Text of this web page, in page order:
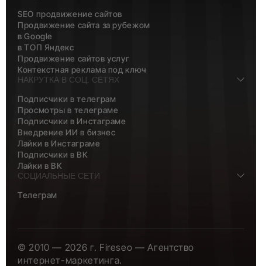
SEO продвижение сайтов
Продвижение сайта за рубежом
в Google
в ТОП Яндекс
Продвижение сайтов услуг
Контекстная реклама под ключ
НАКРУТКА В СОЦ. СЕТЯХ
Подписчики в телеграм
Просмотры в телеграме
Подписчики в Инстаграме
Внедрение ИИ в бизнес
Лайки в Инстаграме
Подписчики в ВК
Лайки в ВК
СОЦИАЛЬНЫЕ СЕТИ
Телеграм
© 2010 — 2026 г. Fireseo — Агентство
интернет-маркетинга.